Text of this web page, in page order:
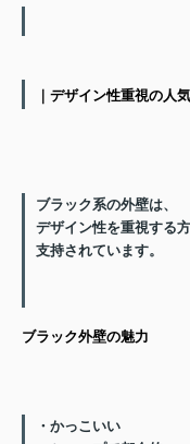
｜デザイン性重視の人
ブラック系の外壁は、
デザイン性を重視する方
支持されています。
ブラック外壁の魅力
・かっこいい